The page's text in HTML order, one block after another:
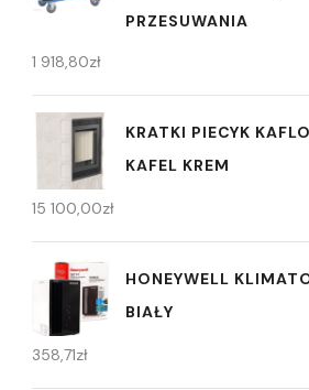
PRZESUWANIA
1 918,80zł
KRATKI PIECYK
KAFEL KREM
15 100,00zł
HONEYWELL
BIAŁY
358,71zł